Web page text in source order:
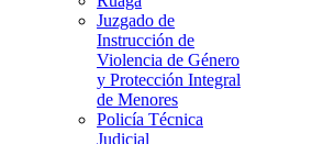
Juzgado de
Instrucción de
Violencia de Género
y Protección Integral
de Menores
Policía Técnica
Judicial